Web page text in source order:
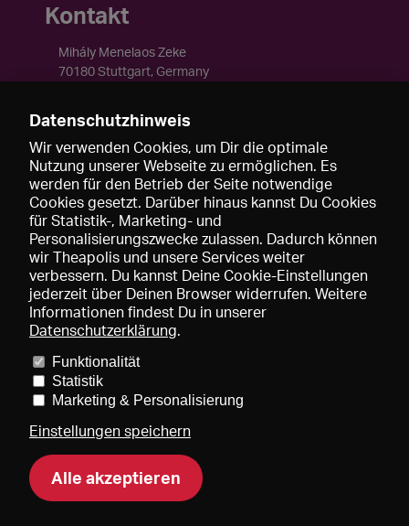
Kontakt
Mihály Menelaos Zeke
70180 Stuttgart, Germany
.html
Preise und Mitgliedschaften
Mediadaten
Über uns Impressum
DE
Datenschutzhinweis
Wir verwenden Cookies, um Dir die optimale
Nutzung unserer Webseite zu ermöglichen. Es
werden für den Betrieb der Seite notwendige
Cookies gesetzt. Darüber hinaus kannst Du Cookies
für Statistik-, Marketing- und
Personalisierungszwecke zulassen. Dadurch können
wir Theapolis und unsere Services weiter
verbessern. Du kannst Deine Cookie-Einstellungen
jederzeit über Deinen Browser widerrufen. Weitere
Informationen findest Du in unserer
Datenschutzerklärung.
Funktionalität
Statistik
Marketing & Personalisierung
Einstellungen speichern
Alle akzeptieren